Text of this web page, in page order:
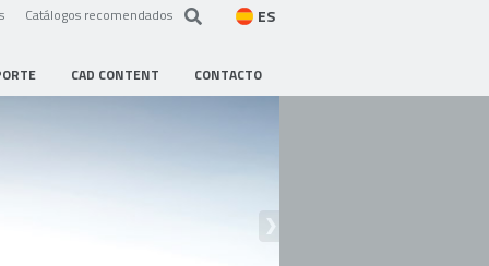
Catálogos recomendados ES
CAD CONTENT CONTACTO